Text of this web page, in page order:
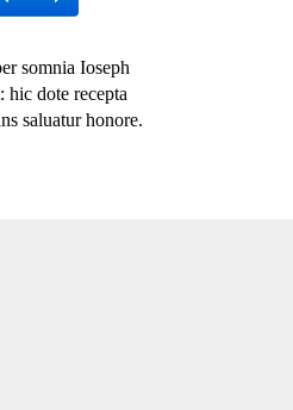
somnia Ioseph
hic dote recepta
saluatur honore.